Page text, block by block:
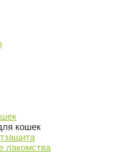
кошек
лакомства